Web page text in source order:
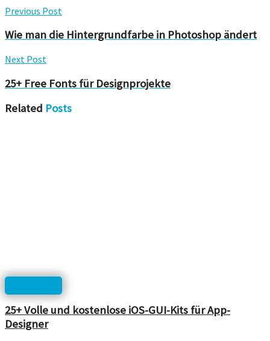
Previous Post
Wie man die Hintergrundfarbe in Photoshop ändert
Next Post
25+ Free Fonts für Designprojekte
Related Posts
25+ Volle und kostenlose iOS-GUI-Kits für App-
Designer